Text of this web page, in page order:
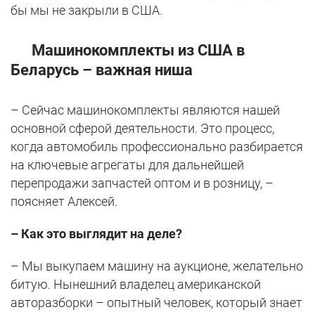
бы мы не закрыли в США.
Машинокомплекты из США в
Беларусь – важная ниша
– Сейчас машинокомплекты являются нашей
основной сферой деятельности. Это процесс,
когда автомобиль профессионально разбирается
на ключевые агрегаты для дальнейшей
перепродажи запчастей оптом и в розницу, –
поясняет Алексей.
– Как это выглядит на деле?
– Мы выкупаем машину на аукционе, желательно
битую. Нынешний владелец американской
авторазборки – опытный человек, который знает